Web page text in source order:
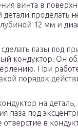
винта в
детали проделать
12 мм и
пазы под
кондуктор. Он
При
порядок
на деталь,
паза под
отверстие в